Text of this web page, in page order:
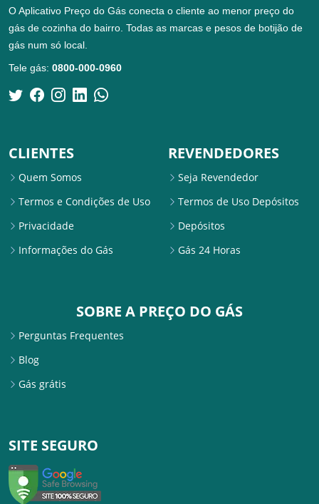
O Aplicativo Preço do Gás conecta o cliente ao menor preço do
gás de cozinha do bairro. Todas as marcas e pesos de botijão de
gás num só local.
Tele gás: 0800-000-0960
CLIENTES
Quem Somos
Termos e Condições de Uso
Privacidade
Informações do Gás
REVENDEDORES
Seja Revendedor
Termos de Uso Depósitos
Depósitos
Gás 24 Horas
SOBRE A PREÇO DO GÁS
Perguntas Frequentes
Blog
Gás grátis
SITE SEGURO